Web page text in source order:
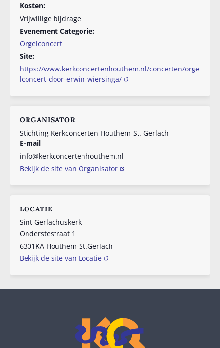
Kosten:
Vrijwillige bijdrage
Evenement Categorie:
Orgelconcert
Site:
https://www.kerkconcertenhouthem.nl/concerten/orge
lconcert-door-erwin-wiersinga/
LOCATIE
Sint Gerlachuskerk
Onderstestraat 1
6301KA Houthem-St.Gerlach
Bekijk de site van Locatie
ORGANISATOR
Stichting Kerkconcerten Houthem-St. Gerlach
E-mail
info@kerkconcertenhouthem.nl
Bekijk de site van Organisator